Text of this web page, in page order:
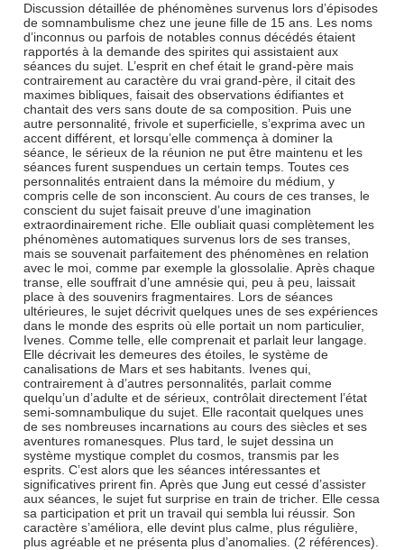
Discussion détaillée de phénomènes survenus lors d’épisodes
de somnambulisme chez une jeune fille de 15 ans. Les noms
d’inconnus ou parfois de notables connus décédés étaient
rapportés à la demande des spirites qui assistaient aux
séances du sujet. L’esprit en chef était le grand-père mais
contrairement au caractère du vrai grand-père, il citait des
maximes bibliques, faisait des observations édifiantes et
chantait des vers sans doute de sa composition. Puis une
autre personnalité, frivole et superficielle, s’exprima avec un
accent différent, et lorsqu’elle commença à dominer la
séance, le sérieux de la réunion ne put être maintenu et les
séances furent suspendues un certain temps. Toutes ces
personnalités entraient dans la mémoire du médium, y
compris celle de son inconscient. Au cours de ces transes, le
conscient du sujet faisait preuve d’une imagination
extraordinairement riche. Elle oubliait quasi complètement les
phénomènes automatiques survenus lors de ses transes,
mais se souvenait parfaitement des phénomènes en relation
avec le moi, comme par exemple la glossolalie. Après chaque
transe, elle souffrait d’une amnésie qui, peu à peu, laissait
place à des souvenirs fragmentaires. Lors de séances
ultérieures, le sujet décrivit quelques unes de ses expériences
dans le monde des esprits où elle portait un nom particulier,
Ivenes. Comme telle, elle comprenait et parlait leur langage.
Elle décrivait les demeures des étoiles, le système de
canalisations de Mars et ses habitants. Ivenes qui,
contrairement à d’autres personnalités, parlait comme
quelqu’un d’adulte et de sérieux, contrôlait directement l’état
semi-somnambulique du sujet. Elle racontait quelques unes
de ses nombreuses incarnations au cours des siècles et ses
aventures romanesques. Plus tard, le sujet dessina un
système mystique complet du cosmos, transmis par les
esprits. C’est alors que les séances intéressantes et
significatives prirent fin. Après que Jung eut cessé d’assister
aux séances, le sujet fut surprise en train de tricher. Elle cessa
sa participation et prit un travail qui sembla lui réussir. Son
caractère s’améliora, elle devint plus calme, plus régulière,
plus agréable et ne présenta plus d’anomalies. (2 références).